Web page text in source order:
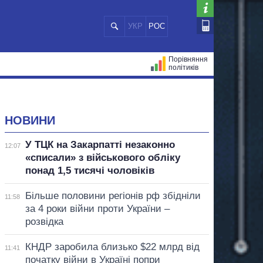
УКР РОС
Порівняння
політиків
НОВИНИ
12:07
У ТЦК на Закарпатті незаконно
«списали» з військового обліку
понад 1,5 тисячі чоловіків
11:58
Більше половини регіонів рф збідніли
за 4 роки війни проти України –
розвідка
11:41
КНДР заробила близько $22 млрд від
початку війни в Україні попри